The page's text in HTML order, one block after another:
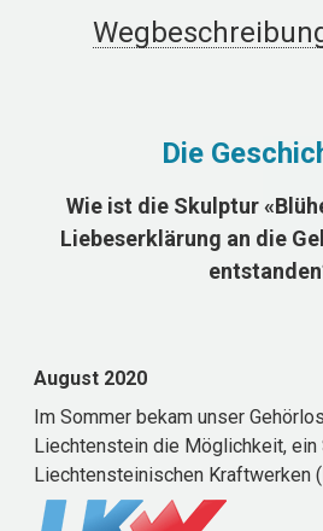
Die
Wie ist die Skulptur
Liebeserklärung an die
August 2020
Im Sommer bekam unser
Liechtenstein die Möglichkeit,
Liechtensteinischen Kraftwerken